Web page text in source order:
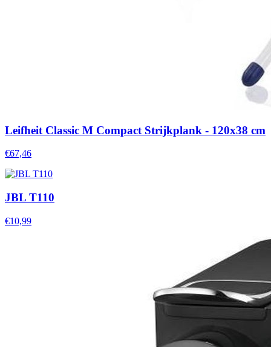
Leifheit Classic M Compact Strijkplank - 120x38 cm
€67,46
JBL T110
€10,99